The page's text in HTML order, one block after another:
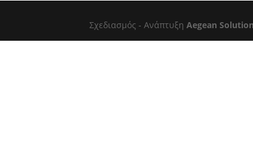
Σχεδιασμός - ΑνάπτυξηAegean